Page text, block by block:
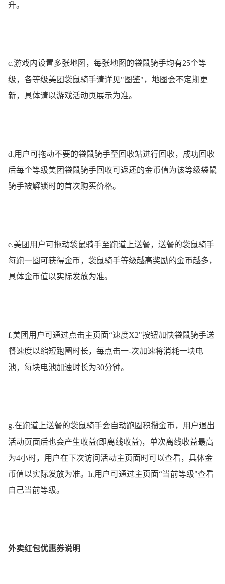
升。
c.游戏内设置多张地图，每张地图的袋鼠骑手均有25个等
级，各等级美团袋鼠骑手请详见"图鉴"，地图会不定期更
新，具体请以游戏活动页展示为准。
d.用户可拖动不要的袋鼠骑手至回收站进行回收，成功回收
后每个等级美团袋鼠骑手回收可返还的金币值为该等级袋鼠
骑手被解锁时的首次购买价格。
e.美团用户可拖动袋鼠骑手至跑道上送餐，送餐的袋鼠骑手
每跑一圈可获得金币，袋鼠骑手等级越高奖励的金币越多，
具体金币值以实际发放为准。
f.美团用户可通过点击主页面“速度X2"按钮加快袋鼠骑手送
餐速度以缩短跑圈时长，每点击一-次加速将消耗一块电
池，每块电池加速时长为30分钟。
g.在跑道上送餐的袋鼠骑手会自动跑圈积攒金币，用户退出
活动页面后也会产生收益(即离线收益)，单次离线收益最高
为4小时，用户在下次访问活动主页面时可以查看，具体金
币值以实际发放为准。h.用户可通过主页面“当前等级"查看
自己当前等级。
外卖红包优惠券说明